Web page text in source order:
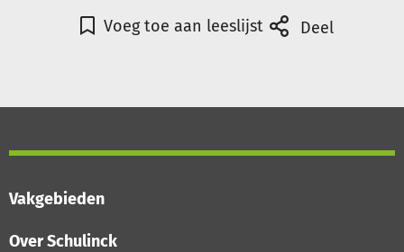
Voeg toe aan leeslijst Deel
Vakgebieden
Over Schulinck